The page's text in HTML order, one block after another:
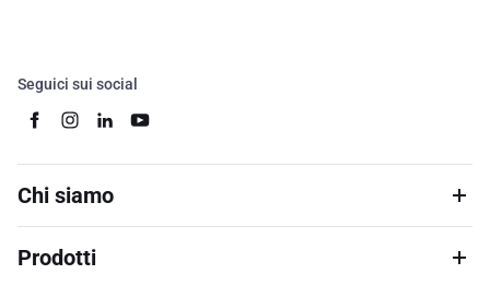
Seguici sui social
Chi siamo
Prodotti